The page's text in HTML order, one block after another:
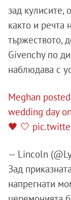
зад кулисите,
както и речта
тържеството,
Givenchy по
наблюдава с
Meghan
wedding day
🖤 🤍
— Lincoln
Зад
напрегнати